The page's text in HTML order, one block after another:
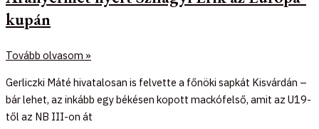
kupán
Tovább olvasom »
Gerliczki Máté hivatalosan is felvette a főnöki sapkát Kisvárdán –
bár lehet, az inkább egy békésen kopott mackófelső, amit az U19-
től az NB III-on át